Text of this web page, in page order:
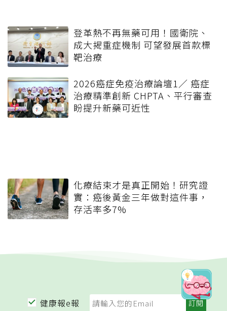
登革熱不再無藥可用！國衛院、
成大揭重症機制 可望發展首款標
靶治療
2026癌症免疫治療論壇1／ 癌症
治療精準創新 CHPTA、平行審查
盼提升新藥可近性
化療結束才是真正開始！研究證
實：癌後黃金三年做對這件事，
存活率多7%
健康報e報